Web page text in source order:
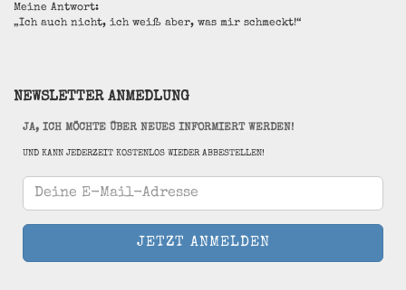
Meine Antwort:
„Ich auch nicht, ich weiß aber, was mir schmeckt!“
NEWSLETTER ANMEDLUNG
JA, ICH MÖCHTE ÜBER NEUES INFORMIERT WERDEN!
UND KANN JEDERZEIT KOSTENLOS WIEDER ABBESTELLEN!